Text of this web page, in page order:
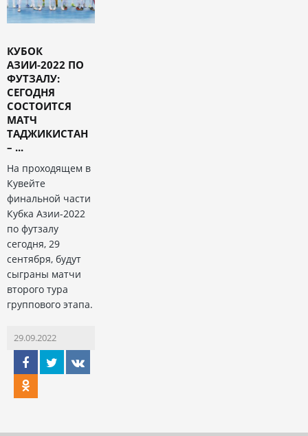
КУБОК
АЗИИ-2022 ПО
ФУТЗАЛУ:
СЕГОДНЯ
СОСТОИТСЯ
МАТЧ
ТАДЖИКИСТАН
– ...
На проходящем в
Кувейте
финальной части
Кубка Азии-2022
по футзалу
сегодня, 29
сентября, будут
сыграны матчи
второго тура
группового этапа.
29.09.2022